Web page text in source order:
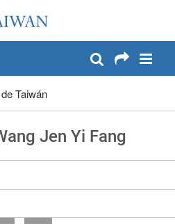
Taiwán
Jen Yi Fang